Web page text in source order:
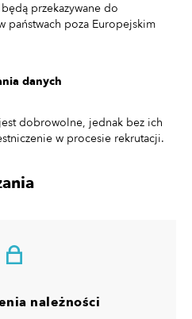
przekazywane do
państwach poza Europejskim
danych
dobrowolne, jednak bez ich
w procesie rekrutacji.
należności